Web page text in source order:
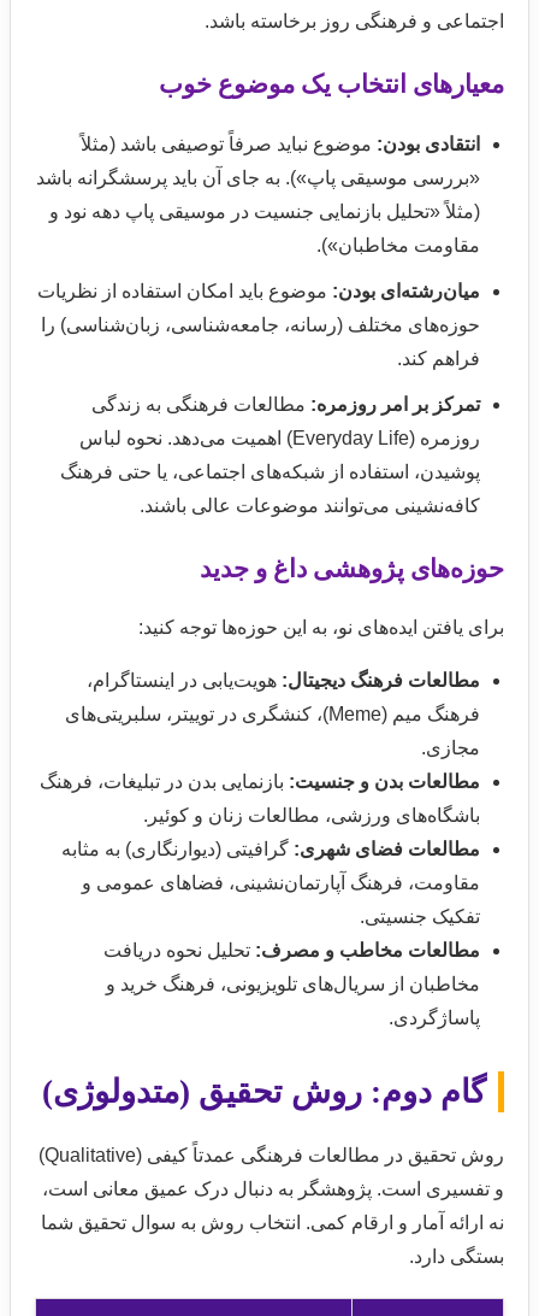
اجتماعی و فرهنگی روز برخاسته باشد.
معیارهای انتخاب یک موضوع خوب
انتقادی بودن: موضوع نباید صرفاً توصیفی باشد (مثلاً
«بررسی موسیقی پاپ»). به جای آن باید پرسشگرانه باشد
(مثلاً «تحلیل بازنمایی جنسیت در موسیقی پاپ دهه نود و
مقاومت مخاطبان»).
میان‌رشته‌ای بودن: موضوع باید امکان استفاده از نظریات
حوزه‌های مختلف (رسانه، جامعه‌شناسی، زبان‌شناسی) را
فراهم کند.
تمرکز بر امر روزمره: مطالعات فرهنگی به زندگی
روزمره (Everyday Life) اهمیت می‌دهد. نحوه لباس
پوشیدن، استفاده از شبکه‌های اجتماعی، یا حتی فرهنگ
کافه‌نشینی می‌توانند موضوعات عالی باشند.
حوزه‌های پژوهشی داغ و جدید
برای یافتن ایده‌های نو، به این حوزه‌ها توجه کنید:
مطالعات فرهنگ دیجیتال: هویت‌یابی در اینستاگرام،
فرهنگ میم (Meme)، کنشگری در توییتر، سلبریتی‌های
مجازی.
مطالعات بدن و جنسیت: بازنمایی بدن در تبلیغات، فرهنگ
باشگاه‌های ورزشی، مطالعات زنان و کوئیر.
مطالعات فضای شهری: گرافیتی (دیوارنگاری) به مثابه
مقاومت، فرهنگ آپارتمان‌نشینی، فضاهای عمومی و
تفکیک جنسیتی.
مطالعات مخاطب و مصرف: تحلیل نحوه دریافت
مخاطبان از سریال‌های تلویزیونی، فرهنگ خرید و
پاساژگردی.
گام دوم: روش تحقیق (متدولوژی)
روش تحقیق در مطالعات فرهنگی عمدتاً کیفی (Qualitative)
و تفسیری است. پژوهشگر به دنبال درک عمیق معانی است،
نه ارائه آمار و ارقام کمی. انتخاب روش به سوال تحقیق شما
بستگی دارد.